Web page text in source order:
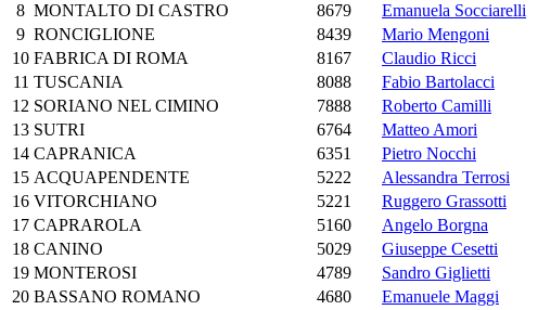
8 MONTALTO DI CASTRO 8679
Emanuela Socciarelli
9 RONCIGLIONE 8439
Mario Mengoni
10 FABRICA DI ROMA 8167
Claudio Ricci
11 TUSCANIA 8088
Fabio Bartolacci
12 SORIANO NEL CIMINO 7888
Roberto Camilli
13 SUTRI 6764
Matteo Amori
14 CAPRANICA 6351
Pietro Nocchi
15 ACQUAPENDENTE 5222
Alessandra Terrosi
16 VITORCHIANO 5221
Ruggero Grassotti
17 CAPRAROLA 5160
Angelo Borgna
18 CANINO 5029
Giuseppe Cesetti
19 MONTEROSI 4789
Sandro Giglietti
20 BASSANO ROMANO 4680
Emanuele Maggi